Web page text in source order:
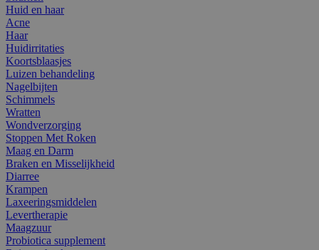
Huid en haar
Acne
Haar
Huidirritaties
Koortsblaasjes
Luizen behandeling
Nagelbijten
Schimmels
Wratten
Wondverzorging
Stoppen Met Roken
Maag en Darm
Braken en Misselijkheid
Diarree
Krampen
Laxeeringsmiddelen
Levertherapie
Maagzuur
Probiotica supplement